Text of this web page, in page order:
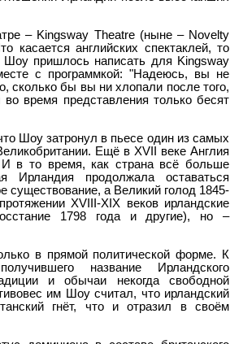
– Kingsway Theatre (ныне – Novelty
касается английских спектаклей, то
Шоу пришлось написать для Kingsway
с программкой: "Надеюсь, вы не
сколько бы вы ни хлопали после того,
время представления только бесят
Шоу затронул в пьесе один из самых
Ещё в XVII веке Англия
в то время, как страна всё больше
Ирландия продолжала оставаться
существование, а Великий голод 1845-
XVIII-XIX веков ирландские
1798 года и другие), но –
в прямой политической форме. К
название Ирландского
и обычаи некогда свободной
им Шоу считал, что ирландский
гнёт, что и отразил в своём